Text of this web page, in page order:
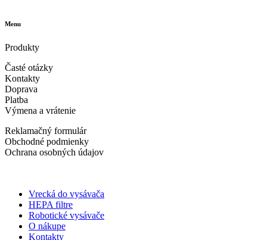
Menu
Produkty
Časté otázky
Kontakty
Doprava
Platba
Výmena a vrátenie
Reklamačný formulár
Obchodné podmienky
Ochrana osobných údajov
Vrecká do vysávača
HEPA filtre
Robotické vysávače
O nákupe
Kontakty